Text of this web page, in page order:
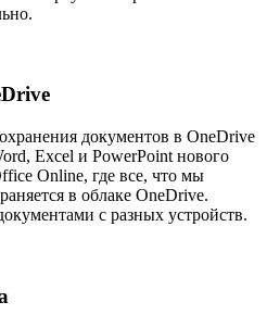
документов в OneDrive
Excel и PowerPoint нового
Online, где все, что мы
в облаке OneDrive.
с разных устройств.